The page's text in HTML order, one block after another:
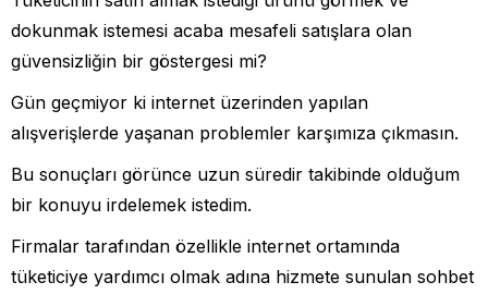
dokunmak istemesi acaba mesafeli satışlara olan
güvensizliğin bir göstergesi mi?
Gün geçmiyor ki internet üzerinden yapılan
alışverişlerde yaşanan problemler karşımıza çıkmasın.
Bu sonuçları görünce uzun süredir takibinde olduğum
bir konuyu irdelemek istedim.
Firmalar tarafından özellikle internet ortamında
tüketiciye yardımcı olmak adına hizmete sunulan sohbet